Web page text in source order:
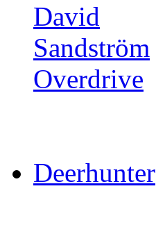
Deerhunter